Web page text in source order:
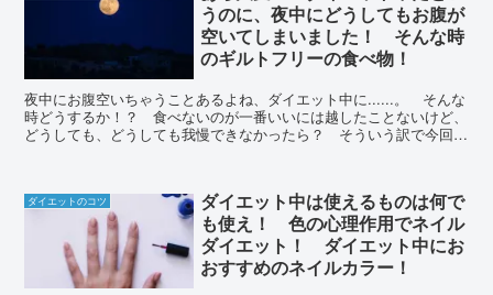
うのに、夜中にどうしてもお腹が
空いてしまいました！ そんな時
のギルトフリーの食べ物！
夜中にお腹空いちゃうことあるよね、ダイエット中に......。 そんな
時どうするか！？ 食べないのが一番いいには越したことないけど、
どうしても、どうしても我慢できなかったら？ そういう訳で今回
ダイエットのコツ
ダイエット中は使えるものは何で
も使え！ 色の心理作用でネイル
ダイエット！ ダイエット中にお
おすすめのネイルカラー！